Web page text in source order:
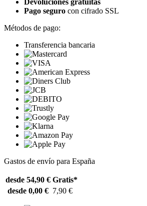
Devoluciones gratuitas
Pago seguro con cifrado SSL
Métodos de pago:
Transferencia bancaria
Gastos de envío para España
desde 54,90 € Gratis*
desde 0,00 € 7,90 €